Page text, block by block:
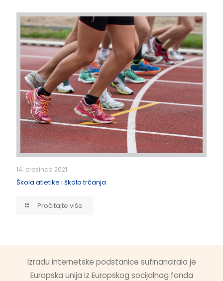
14. prosinca 2021.
Škola atletike i škola trčanja
Pročitajte više
Izradu internetske podstanice sufinancirala je
Europska unija iz Europskog socijalnog fonda